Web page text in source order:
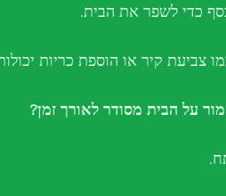
כדי לשפר את הבית.
צביעת קיר או הוספת כריות
על הבית מסודר לאורך זמן?